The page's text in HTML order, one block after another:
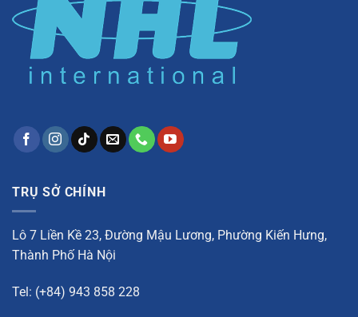
TRỤ SỞ CHÍNH
Lô 7 Liền Kề 23, Đường Mậu Lương, Phường Kiến Hưng,
Thành Phố Hà Nội
Tel: (+84) 943 858 228